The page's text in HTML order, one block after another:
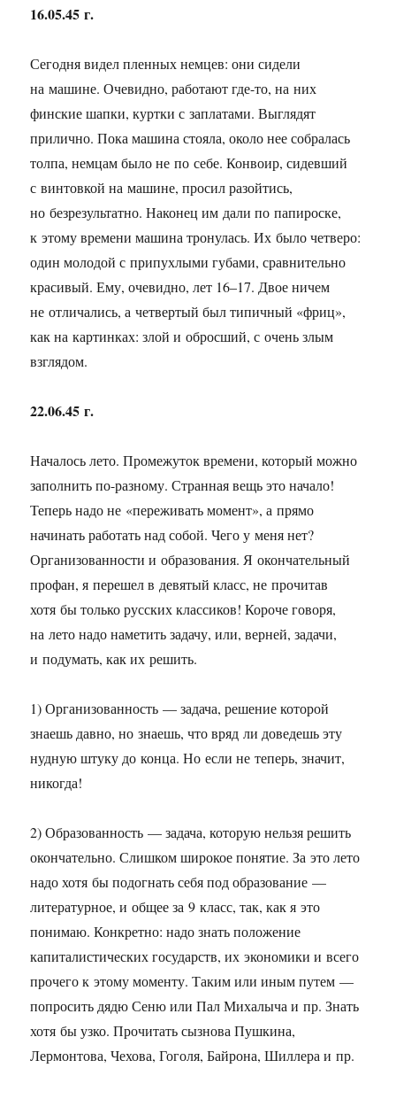
16.05.45 г.
Сегодня видел пленных немцев: они сидели
на машине. Очевидно, работают где-то, на них
финские шапки, куртки с заплатами. Выглядят
прилично. Пока машина стояла, около нее собралась
толпа, немцам было не по себе. Конвоир, сидевший
с винтовкой на машине, просил разойтись,
но безрезультатно. Наконец им дали по папироске,
к этому времени машина тронулась. Их было четверо:
один молодой с припухлыми губами, сравнительно
красивый. Ему, очевидно, лет 16–17. Двое ничем
не отличались, а четвертый был типичный «фриц»,
как на картинках: злой и обросший, с очень злым
взглядом.
22.06.45 г.
Началось лето. Промежуток времени, который можно
заполнить по-разному. Странная вещь это начало!
Теперь надо не «переживать момент», а прямо
начинать работать над собой. Чего у меня нет?
Организованности и образования. Я окончательный
профан, я перешел в девятый класс, не прочитав
хотя бы только русских классиков! Короче говоря,
на лето надо наметить задачу, или, верней, задачи,
и подумать, как их решить.
1) Организованность — задача, решение которой
знаешь давно, но знаешь, что вряд ли доведешь эту
нудную штуку до конца. Но если не теперь, значит,
никогда!
2) Образованность — задача, которую нельзя решить
окончательно. Слишком широкое понятие. За это лето
надо хотя бы подогнать себя под образование —
литературное, и общее за 9 класс, так, как я это
понимаю. Конкретно: надо знать положение
капиталистических государств, их экономики и всего
прочего к этому моменту. Таким или иным путем —
попросить дядю Сеню или Пал Михалыча и пр. Знать
хотя бы узко. Прочитать сызнова Пушкина,
Лермонтова, Чехова, Гоголя, Байрона, Шиллера и пр.